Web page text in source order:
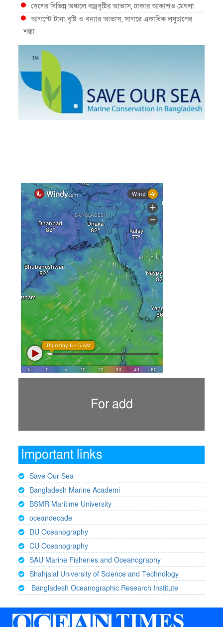
দেশের বিভিন্ন অঞ্চলে বজ্রবৃষ্টির আভাস, ঢাকার আকাশও মেঘলা
আগস্টে টানা বৃষ্টি ও বন্যার আভাস, সাগরে একাধিক লঘুচাপের
শঙ্কা
স্বস্তি ও শঙ্কার পূর্বাভাস দিল আবহাওয়া
সৌদির নেতৃত্বে নতুন সামুদ্রিক প্রতিরক্ষা জোটে বাংলাদেশ
ইউরোপে দাবানল: আকাশে উড়ছে আগুন নেভানোর বিমান
For add
Important links
Save Our Sea
Bangladesh Marine Academi
BSMR Maritime University
oceandecade
DU Oceanography
CU Oceanography
SAU Marine Fisheries and Oceanography
Shahjalal University of Science and Technology
Bangladesh Oceanographic Research Institute